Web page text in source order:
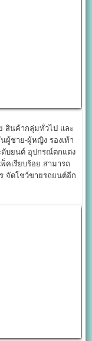
สินค้ากลุ่มทั่วไป และ
ผู้ชาย-ผู้หญิง รองเท้า
ดับยนต์ อุปกรณ์ตกแต่ง
คเรียบร้อย สามารถ
จัดโชว์ขายรถยนต์อีก